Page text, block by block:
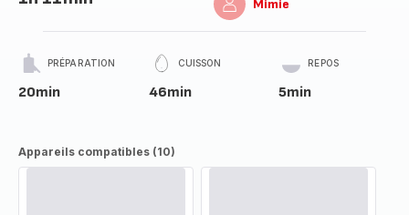
Mimie
PRÉPARATION
20min
CUISSON
46min
REPOS
5min
Appareils compatibles (10)